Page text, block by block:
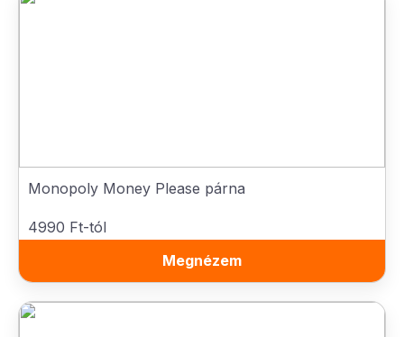
Monopoly Money Please párna
4990 Ft-tól
Megnézem